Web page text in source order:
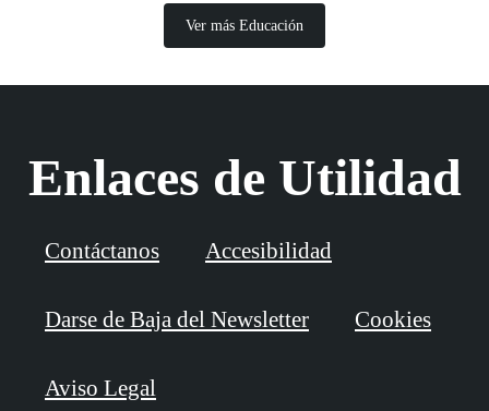
Ver más Educación
Enlaces de Utilidad
Contáctanos Accesibilidad
Darse de Baja del Newsletter Cookies
Aviso Legal